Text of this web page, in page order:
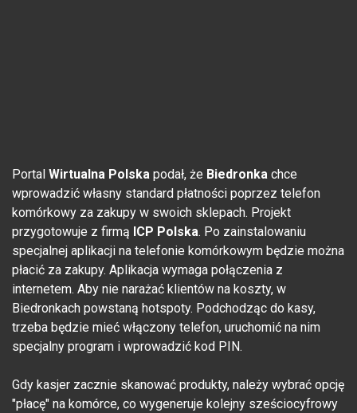
Portal Wirtualna Polska podał, że Biedronka chce
wprowadzić własny standard płatności poprzez telefon
komórkowy za zakupy w swoich sklepach. Projekt
przygotowuje z firmą ICP Polska. Po zainstalowaniu
specjalnej aplikacji na telefonie komórkowym będzie można
płacić za zakupy. Aplikacja wymaga połączenia z
internetem. Aby nie narażać klientów na koszty, w
Biedronkach powstaną hotspoty. Podchodząc do kasy,
trzeba będzie mieć włączony telefon, uruchomić na nim
specjalny program i wprowadzić kod PIN.
Gdy kasjer zacznie skanować produkty, należy wybrać opcję
"płacę" na komórce, co wygeneruje kolejny sześciocyfrowy